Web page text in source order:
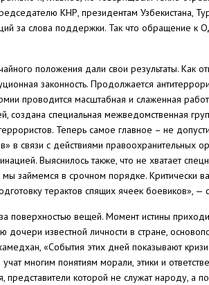
КНР, президентам Узбекистана,
за слова поддержки. Так что обращение к
положения дали свои результаты. Как
законность. Продолжается
проводится масштабная и слаженная
создана специальная межведомственная
Теперь самое главное – не
в связи с действиями правоохранительных
Выяснилось также, что не хватает
займемся в срочном порядке. Критически
терактов спящих ячеек боевиков», —
поверхностью вещей. Момент истины
дочери известной личности в стране,
«События этих дней показывают
многим понятиям морали, этики и
представители которой не служат народу, а